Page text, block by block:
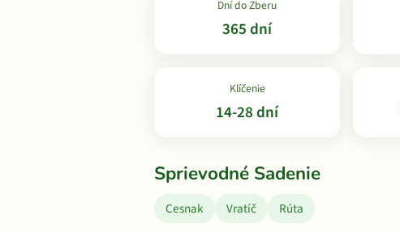
Dní do Zberu
365 dní
Klíčenie
14-28 dní
Sprievodné Sadenie
Cesnak Vratíč
Rúta